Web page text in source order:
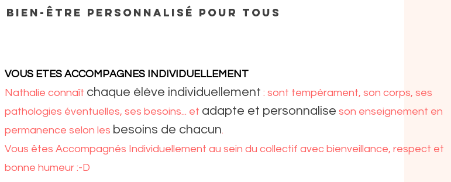
Bien-être personnalisé pour tous
VOUS ETES ACCOMPAGNES INDIVIDUELLEMENT
Nathalie connaît chaque élève individuellement : sont tempérament, son corps, ses
pathologies éventuelles, ses besoins... et adapte et personnalise son enseignement en
permanence selon les besoins de chacun.
Vous êtes Accompagnés Individuellement au sein du collectif avec bienveillance, respect et
bonne humeur :-D